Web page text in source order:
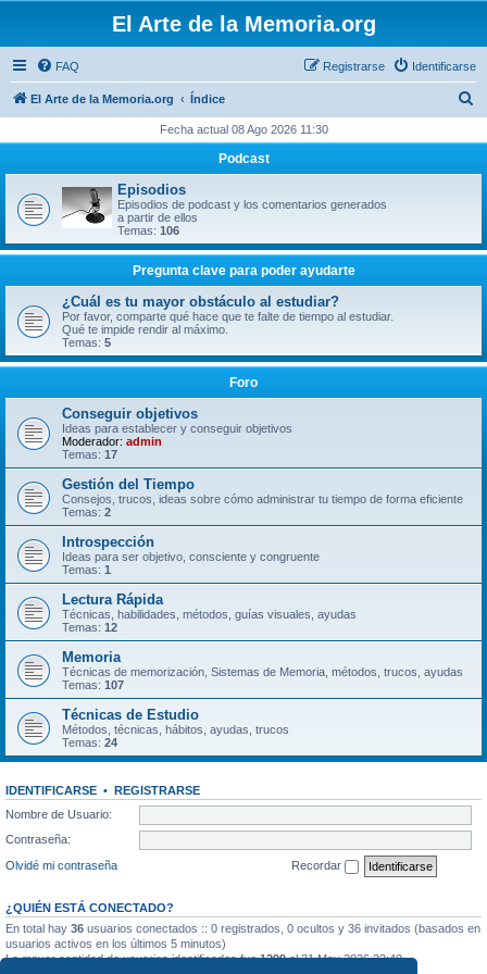
El Arte de la Memoria.org
FAQ Identificarse
Registrarse
El Arte de la Memoria.org Índice
c
Fecha actual 08 Ago 2026 11:30
Podcast
Episodios
Episodios de podcast y los comentarios generados
a partir de ellos
Temas: 106
Pregunta clave para poder ayudarte
¿Cuál es tu mayor obstáculo al estudiar?
Por favor, comparte qué hace que te falte de tiempo al estudiar.
Qué te impide rendir al máximo.
Temas: 5
Foro
Conseguir objetivos
Ideas para establecer y conseguir objetivos
Moderador: admin
Temas: 17
Gestión del Tiempo
Consejos, trucos, ideas sobre cómo administrar tu tiempo de forma eficiente
Temas: 2
Introspección
Ideas para ser objetivo, consciente y congruente
Temas: 1
Lectura Rápida
Técnicas, habilidades, métodos, guías visuales, ayudas
Temas: 12
Memoria
Técnicas de memorización, Sistemas de Memoria, métodos, trucos, ayudas
Temas: 107
Técnicas de Estudio
Métodos, técnicas, hábitos, ayudas, trucos
Temas: 24
IDENTIFICARSE • REGISTRARSE
Nombre de Usuario:
Contraseña:
Olvidé mi contraseña
Recordar
¿QUIÉN ESTÁ CONECTADO?
En total hay 36 usuarios conectados :: 0 registrados, 0 ocultos y 36 invitados (basados en
usuarios activos en los últimos 5 minutos)
La mayor cantidad de usuarios identificados fue1299el 31 May 2026 22:40